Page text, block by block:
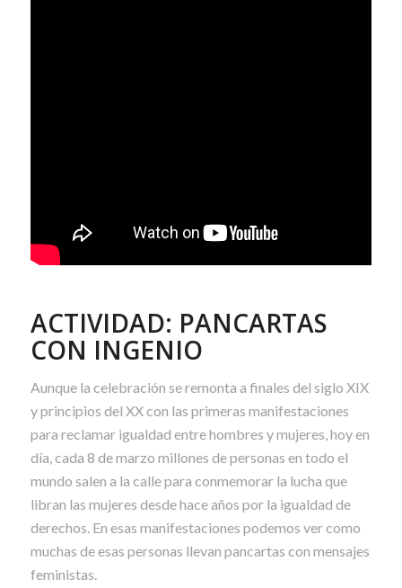
ACTIVIDAD: PANCARTAS
CON INGENIO
Aunque la celebración se remonta a finales del siglo XIX
y principios del XX con las primeras manifestaciones
para reclamar igualdad entre hombres y mujeres, hoy en
día, cada 8 de marzo millones de personas en todo el
mundo salen a la calle para conmemorar la lucha que
libran las mujeres desde hace años por la igualdad de
derechos. En esas manifestaciones podemos ver como
muchas de esas personas llevan pancartas con mensajes
feministas.